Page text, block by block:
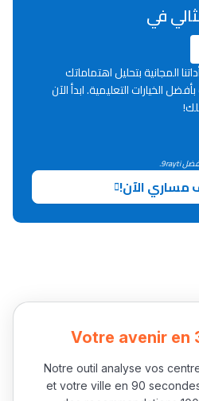
في
المجانية بتحليل اهتماماتك
الخيارات التعليمية. ابدأ الآن
الآن!
Votre avenir en
Notre outil analyse vos
et votre ville en 90